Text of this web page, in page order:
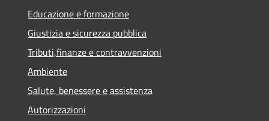
Educazione e formazione
Giustizia e sicurezza pubblica
Tributi,finanze e contravvenzioni
Ambiente
Salute, benessere e assistenza
Autorizzazioni